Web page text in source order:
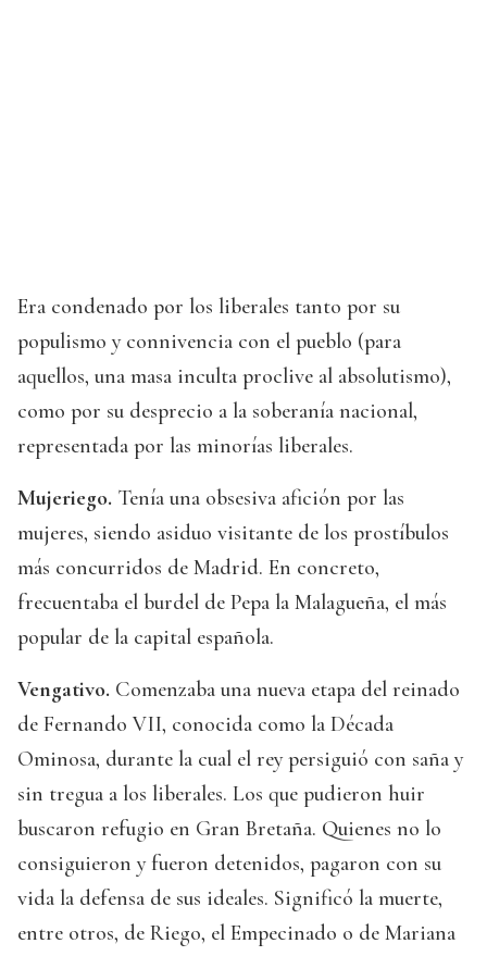
Era condenado por los liberales tanto por su
populismo y connivencia con el pueblo (para
aquellos, una masa inculta proclive al absolutismo),
como por su desprecio a la soberanía nacional,
representada por las minorías liberales.
Mujeriego. Tenía una obsesiva afición por las
mujeres, siendo asiduo visitante de los prostíbulos
más concurridos de Madrid. En concreto,
frecuentaba el burdel de Pepa la Malagueña, el más
popular de la capital española.
Vengativo. Comenzaba una nueva etapa del reinado
de Fernando VII, conocida como la Década
Ominosa, durante la cual el rey persiguió con saña y
sin tregua a los liberales. Los que pudieron huir
buscaron refugio en Gran Bretaña. Quienes no lo
consiguieron y fueron detenidos, pagaron con su
vida la defensa de sus ideales. Significó la muerte,
entre otros, de Riego, el Empecinado o de Mariana